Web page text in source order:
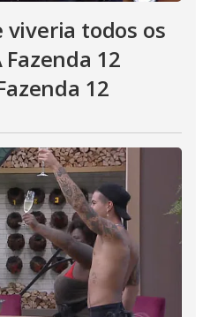
viveria todos os
12
12